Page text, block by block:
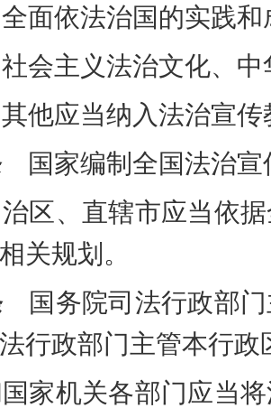
全面依法治国的实践
社会主义法治文化、
其他应当纳入法治宣
国家编制全国法治宣
区、直辖市应当依
关规划。
国务院司法行政部门
行政部门主管本行
家机关各部门应当